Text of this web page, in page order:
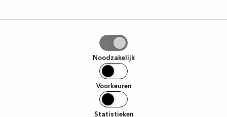
Noodzakelijk
Voorkeuren
Statistieken